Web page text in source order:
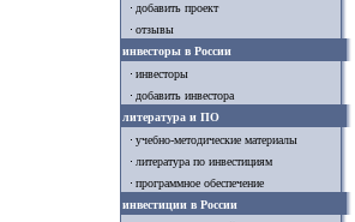
добавить проект
отзывы
инвесторы в России
инвесторы
добавить инвестора
литература и ПО
учебно-методические материалы
литература по инвестициям
программное обеспечение
инвестиции в России